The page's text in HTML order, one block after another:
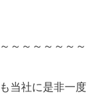
～～～～～～
当社に是非一度